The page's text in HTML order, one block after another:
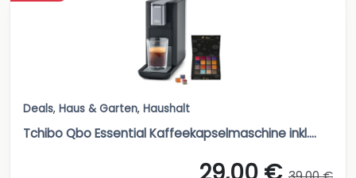
Deals, Haus & Garten, Haushalt
Tchibo Qbo Essential Kaffeekapselmaschine inkl....